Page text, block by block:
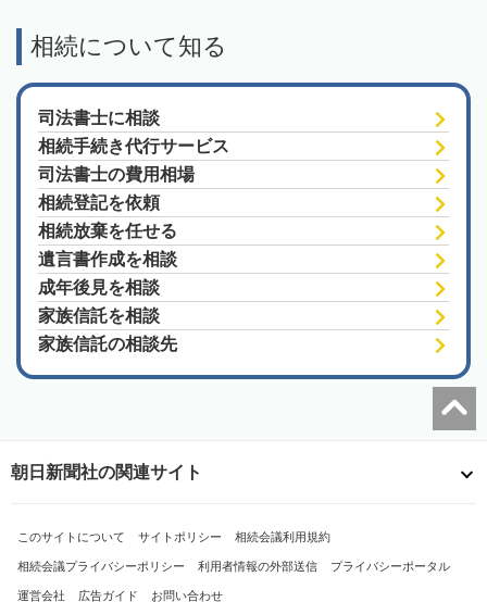
相続について知る
司法書士に相談
相続手続き代行サービス
司法書士の費用相場
相続登記を依頼
相続放棄を任せる
遺言書作成を相談
成年後見を相談
家族信託を相談
家族信託の相談先
朝日新聞社の関連サイト
このサイトについて サイトポリシー 相続会議利用規約
相続会議プライバシーポリシー 利用者情報の外部送信 プライバシーポータル
運営会社 広告ガイド お問い合わせ